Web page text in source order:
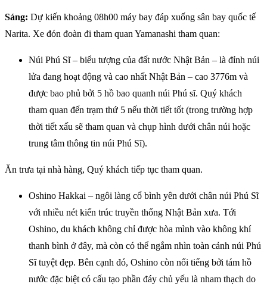
Sáng: Dự kiến khoảng 08h00 máy bay đáp xuống sân bay quốc tế
Narita. Xe đón đoàn đi tham quan Yamanashi tham quan:
Núi Phú Sĩ – biểu tượng của đất nước Nhật Bản – là đỉnh núi
lửa đang hoạt động và cao nhất Nhật Bản – cao 3776m và
được bao phủ bởi 5 hồ bao quanh núi Phú sĩ. Quý khách
tham quan đến trạm thứ 5 nếu thời tiết tốt (trong trường hợp
thời tiết xấu sẽ tham quan và chụp hình dưới chân núi hoặc
trung tâm thông tin núi Phú Sĩ).
Ăn trưa tại nhà hàng, Quý khách tiếp tục tham quan.
Oshino Hakkai – ngôi làng cổ bình yên dưới chân núi Phú Sĩ
với nhiều nét kiến trúc truyền thống Nhật Bản xưa. Tới
Oshino, du khách không chỉ được hòa mình vào không khí
thanh bình ở đây, mà còn có thể ngắm nhìn toàn cảnh núi Phú
Sĩ tuyệt đẹp. Bên cạnh đó, Oshino còn nổi tiếng bởi tám hồ
nước đặc biệt có cấu tạo phần đáy chủ yếu là nham thạch do